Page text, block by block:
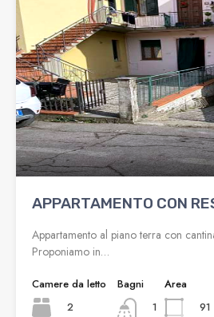
APPARTAMENTO CON
Appartamento al piano terra con
Proponiamo in…
Camere da letto
2
Bagni
1
Area
91